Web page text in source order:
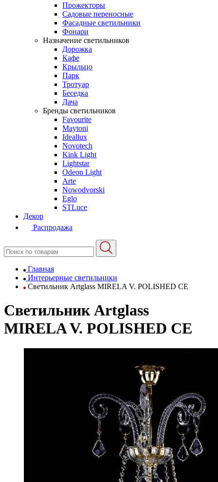
Прожекторы
Садовые переносные
Фасадные светильники
Фонари
Назначение светильников
Дорожка
Кафе
Крыльцо
Парк
Тротуар
Беседка
Дача
Бренды светильников
Favourite
Maytoni
Ideallux
Novotech
Kink Light
Lightstar
Odeon Light
Arte
Nowodvorski
Eglo
STLuce
Декор
Распродажа
Главная
Интерьерные светильники
Светильник Artglass MIRELA V. POLISHED CE
Светильник Artglass
MIRELA V. POLISHED CE